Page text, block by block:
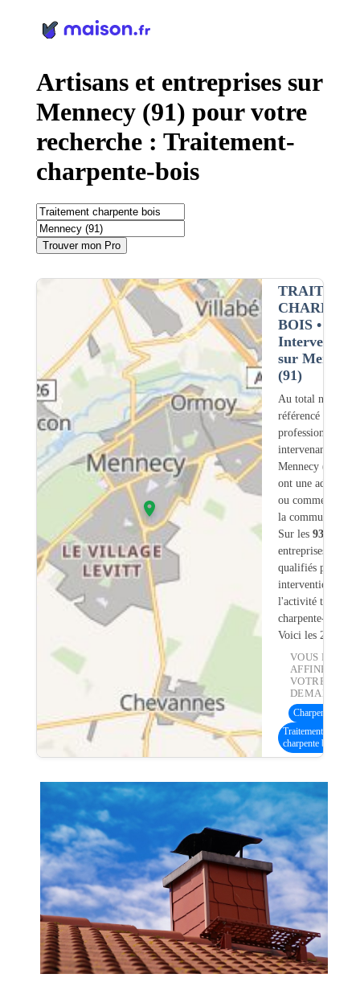
Artisans et entreprises sur
Mennecy (91) pour votre
recherche : Traitement-
charpente-bois
Trouver mon Pro
BOIS•
Intervention
sur Mennecy
(91)
Au total nous
référencé
professionnels
intervenant sur
Mennecy (91)
ont une adresse
ou commerciale
la commune.
Sur les 93
entreprises
qualifiés pour une
intervention sur
l'activité
charpente-bois.
Voici les 20
VOUS
AFFINER
VOTRE
DEMANDE :
Charpente bois
Traitement
charpente bois